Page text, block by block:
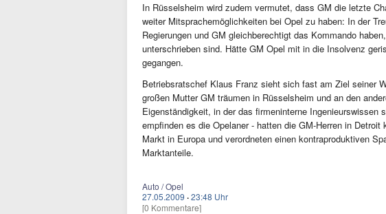
In Rüsselsheim wird zudem vermutet, dass GM die letzte
weiter Mitsprachemöglichkeiten bei Opel zu haben: In der
Regierungen und GM gleichberechtigt das Kommando
unterschrieben sind. Hätte GM Opel mit in die Insolvenz
gegangen.
Betriebsratschef Klaus Franz sieht sich fast am Ziel seiner
großen Mutter GM träumen in Rüsselsheim und an den
Eigenständigkeit, in der das firmeninterne Ingenieurswissen
empfinden es die Opelaner - hatten die GM-Herren in
Markt in Europa und verordneten einen kontraproduktiven
Marktanteile.
Auto / Opel
27.05.2009 ·23:48 Uhr
[0 Kommentare]